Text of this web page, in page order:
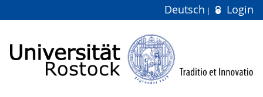
Deutsch Login